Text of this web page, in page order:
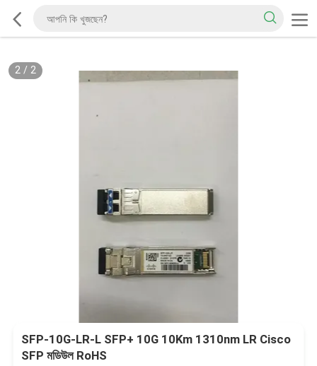
2/ 2
SFP-10G-LR-L SFP+ 10G 10Km 1310nm LR Cisco
SFP মডিউল RoHS